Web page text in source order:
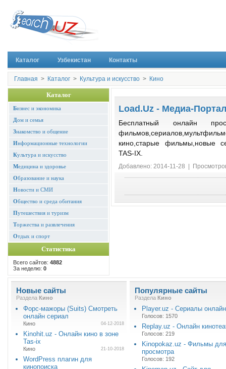
Каталог Узбекистан Контакты
Главная > Каталог > Культура и искусство > Кино
Каталог
Бизнес и экономика
Дом и семья
Знакомство и общение
Информационные технологии
Культура и искусство
Медицина и здоровье
Образование и наука
Новости и СМИ
Общество и среда обитания
Путешествия и туризм
Торжества и развлечения
Отдых и спорт
Статистика
Всего сайтов: 4882
За неделю: 0
Load.Uz - Медиа-Портал
Бесплатный онлайн
кино,старые фильмы,новые
TAS-IX.
Добавлено: 2014-11-28 |
Новые сайты
Раздела Кино
Форс-мажоры (Suits) Смотреть
онлайн сериал
Кино 04-12-2018
Kinohit.uz - Онлайн кино в зоне
Tas-ix
Кино 21-10-2018
WordPress плагин для
кинопоиска
Популярные сайты
Раздела Кино
Player.uz - Сериалы онлайн
Голосов: 1570
Replay.uz - Онлайн
Голосов: 219
Kinopokaz.uz - Фильмы для
просмотра
Голосов: 192